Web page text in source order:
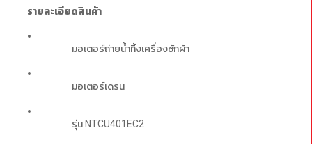
รายละเอียดสินค้า
มอเตอร์ถ่ายน้ำทิ้งเครื่องซักผ้า
มอเตอร์เดรน
รุ่น NTCU401EC2